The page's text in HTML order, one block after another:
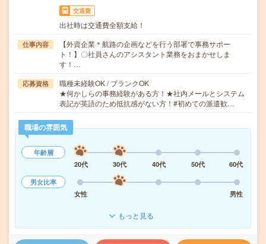
交通費
出社時は交通費全額支給！
仕事内容
【外資企業＊航路の企画などを行う部署で事務サポー
ト！】〇社員さんのアシスタント業務をおまかせしま
す！…
応募資格
職種未経験OK / ブランクOK
★何かしらの事務経験がある方！★社内メールとシステム
表記が英語のため抵抗感がない方！#初めての派遣歓…
職場の雰囲気
年齢層
20代
30代 40代 50代
60代
男女比率
女性
男性
もっと見る